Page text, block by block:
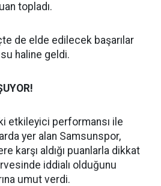
topladı.
de elde edilecek başarılar
haline geldi.
etkileyici performansı ile
yer alan Samsunspor,
karşı aldığı puanlarla dikkat
iddialı olduğunu
umut verdi.